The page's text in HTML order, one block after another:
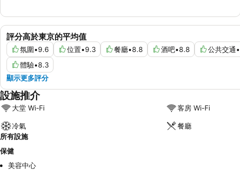
評分高於東京的平均值
氛圍•9.6 位置•9.3 餐廳•8.8 酒吧•8.8 公共交通•
體驗•8.3
顯示更多評分
設施推介
大堂 Wi-Fi 客房 Wi-Fi
冷氣 餐廳
所有設施
保健
美容中心